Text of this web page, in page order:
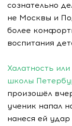
сознательно
не Москвы и
более
воспитания
Халатность
школы
произошёл
ученик напал
нанеся ей